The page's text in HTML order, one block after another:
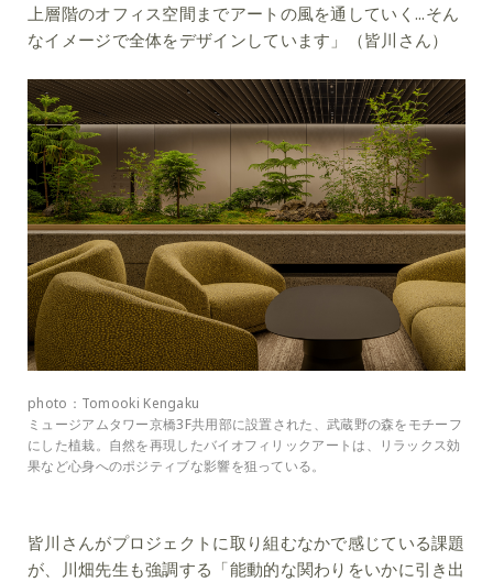
上層階のオフィス空間までアートの風を通していく...そん
なイメージで全体をデザインしています」（皆川さん）
photo：Tomooki Kengaku
ミュージアムタワー京橋3F共用部に設置された、武蔵野の森をモチーフ
にした植栽。自然を再現したバイオフィリックアートは、リラックス効
果など心身へのポジティブな影響を狙っている。
皆川さんがプロジェクトに取り組むなかで感じている課題
が、川畑先生も強調する「能動的な関わりをいかに引き出